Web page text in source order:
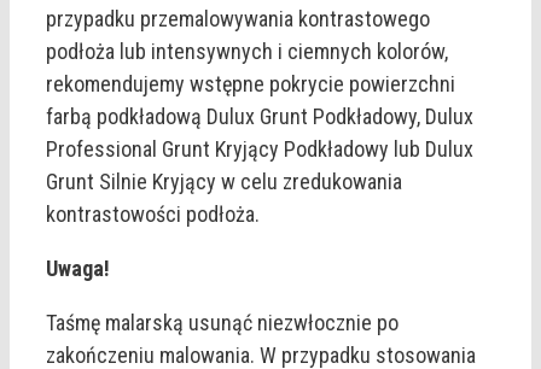
przypadku przemalowywania kontrastowego
podłoża lub intensywnych i ciemnych kolorów,
rekomendujemy wstępne pokrycie powierzchni
farbą podkładową Dulux Grunt Podkładowy, Dulux
Professional Grunt Kryjący Podkładowy lub Dulux
Grunt Silnie Kryjący w celu zredukowania
kontrastowości podłoża.
Uwaga!
Taśmę malarską usunąć niezwłocznie po
zakończeniu malowania. W przypadku stosowania